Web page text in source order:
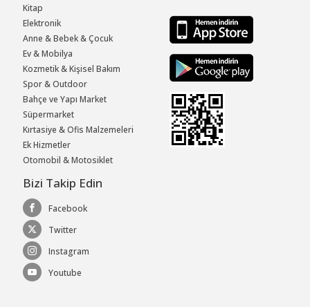
Kitap
Elektronik
Anne & Bebek & Çocuk
Ev & Mobilya
Kozmetik & Kişisel Bakım
Spor & Outdoor
Bahçe ve Yapı Market
Süpermarket
Kırtasiye & Ofis Malzemeleri
Ek Hizmetler
Otomobil & Motosiklet
Bizi Takip Edin
Facebook
Twitter
Instagram
Youtube